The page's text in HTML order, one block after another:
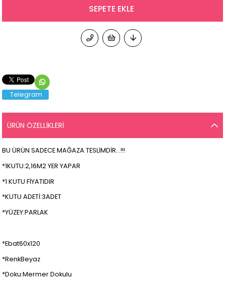
Telegram
ÜRÜN ÖZELLIKLERI
BU ÜRÜN SADECE MAĞAZA TESLİMDİR...!!!
*1KUTU:2,16M2 YER YAPAR
*1 KUTU FİYATIDIR
*KUTU ADETİ:3ADET
*YÜZEY:PARLAK
*Ebat60x120
*RenkBeyaz
*Doku:Mermer Dokulu